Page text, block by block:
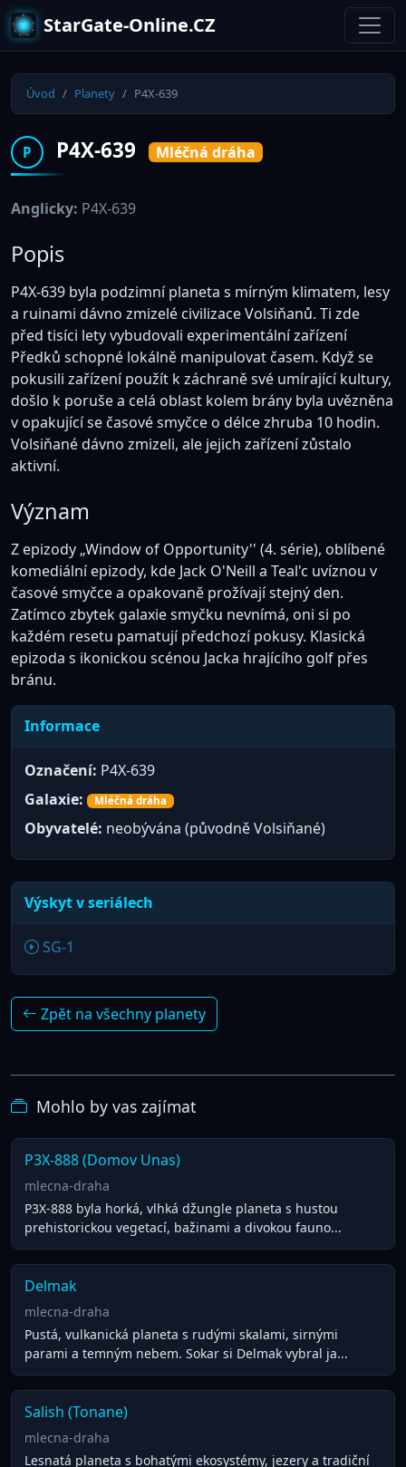
StarGate-Online.CZ
Úvod Planety P4X-639
P P4X-639 Mléčná dráha
Anglicky: P4X-639
Popis
P4X-639 byla podzimní planeta s mírným klimatem, lesy
a ruinami dávno zmizelé civilizace Volsiňanů. Ti zde
před tisíci lety vybudovali experimentální zařízení
Předků schopné lokálně manipulovat časem. Když se
pokusili zařízení použít k záchraně své umírající kultury,
došlo k poruše a celá oblast kolem brány byla uvězněna
v opakující se časové smyčce o délce zhruba 10 hodin.
Volsiňané dávno zmizeli, ale jejich zařízení zůstalo
aktivní.
Význam
Z epizody „Window of Opportunity'' (4. série), oblíbené
komediální epizody, kde Jack O'Neill a Teal'c uvíznou v
časové smyčce a opakovaně prožívají stejný den.
Zatímco zbytek galaxie smyčku nevnímá, oni si po
každém resetu pamatují předchozí pokusy. Klasická
epizoda s ikonickou scénou Jacka hrajícího golf přes
bránu.
Informace
Označení: P4X-639
Galaxie:
Mléčná dráha
Obyvatelé: neobývána (původně Volsiňané)
Výskyt v seriálech
SG-1
Zpět na všechny planety
Mohlo by vas zajímat
P3X-888 (Domov Unas)
mlecna-draha
P3X-888 byla horká, vlhká džungle planeta s hustou
prehistorickou vegetací, bažinami a divokou fauno...
Delmak
mlecna-draha
Pustá, vulkanická planeta s rudými skalami, sirnými
parami a temným nebem. Sokar si Delmak vybral ja...
Salish (Tonane)
mlecna-draha
Lesnatá planeta s bohatými ekosystémy, jezery a tradiční